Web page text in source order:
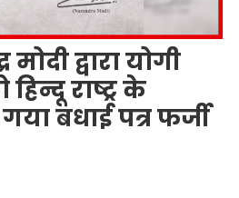
मोदी द्वारा योगी
राष्ट्र के
बधाई पत्र फर्जी